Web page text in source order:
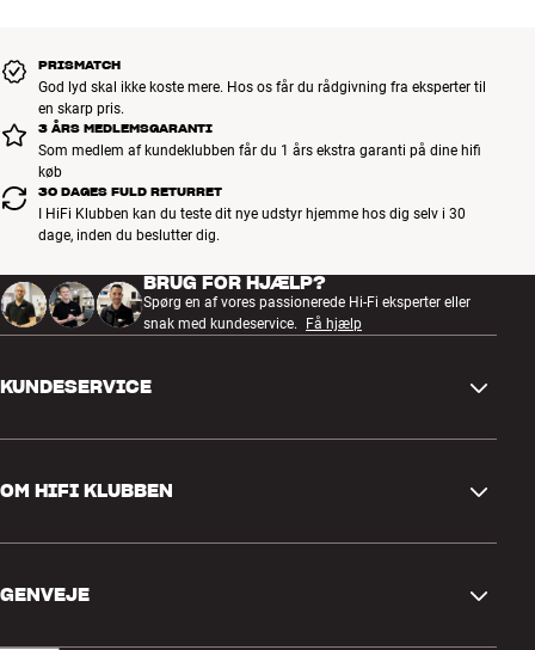
PRISMATCH
God lyd skal ikke koste mere. Hos os får du rådgivning fra eksperter til
en skarp pris.
3 ÅRS MEDLEMSGARANTI
Som medlem af kundeklubben får du 1 års ekstra garanti på dine hifi
køb
30 DAGES FULD RETURRET
I HiFi Klubben kan du teste dit nye udstyr hjemme hos dig selv i 30
dage, inden du beslutter dig.
BRUG FOR HJÆLP?
Spørg en af vores passionerede Hi-Fi eksperter eller
snak med kundeservice.
Få hjælp
KUNDESERVICE
Retur og reklamation
Fortryd ordre
OM HIFI KLUBBEN
GENVEJE